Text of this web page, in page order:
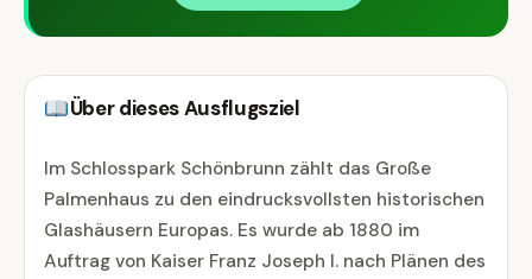
Über dieses Ausflugsziel
Im Schlosspark Schönbrunn zählt das Große
Palmenhaus zu den eindrucksvollsten historischen
Glashäusern Europas. Es wurde ab 1880 im
Auftrag von Kaiser Franz Joseph I. nach Plänen des